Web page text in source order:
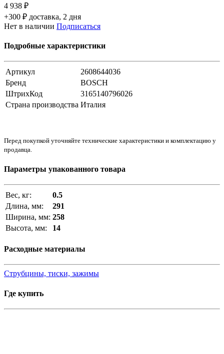
4 938 ₽
+300 ₽ доставка, 2 дня
Нет в наличии Подписаться
Подробные характеристики
Артикул
2608644036
Бренд
BOSCH
ШтрихКод
3165140796026
Страна производства Италия
Перед покупкой уточняйте технические характеристики и комплектацию у
продавца.
Параметры упакованного товара
Вес, кг:
0.5
Длина, мм:
291
Ширина, мм: 258
Высота, мм:
14
Расходные материалы
Струбцины, тиски, зажимы
Где купить